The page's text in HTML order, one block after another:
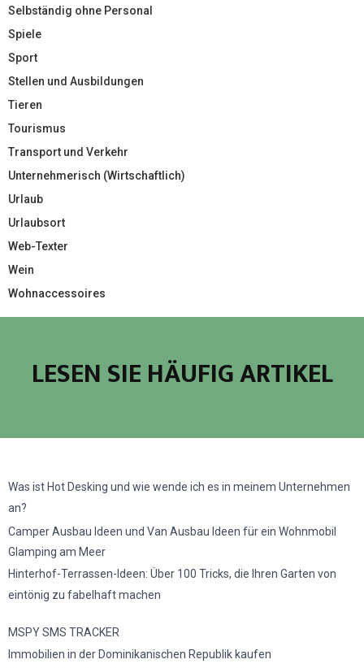
Selbständig ohne Personal
Spiele
Sport
Stellen und Ausbildungen
Tieren
Tourismus
Transport und Verkehr
Unternehmerisch (Wirtschaftlich)
Urlaub
Urlaubsort
Web-Texter
Wein
Wohnaccessoires
LESEN SIE HÄUFIG ARTIKEL
Was ist Hot Desking und wie wende ich es in meinem Unternehmen
an?
Camper Ausbau Ideen und Van Ausbau Ideen für ein Wohnmobil
Glamping am Meer
Hinterhof-Terrassen-Ideen: Über 100 Tricks, die Ihren Garten von
eintönig zu fabelhaft machen
MSPY SMS TRACKER
Immobilien in der Dominikanischen Republik kaufen